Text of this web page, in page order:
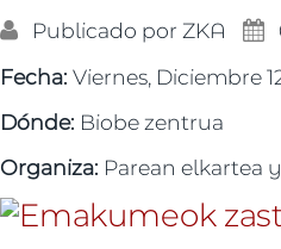
Publicado porZKA
Fecha:Viernes, Diciembre
Dónde: Biobe zentrua
Organiza: Parean elkartea